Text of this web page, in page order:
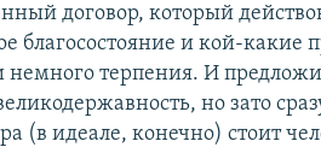
договор, который
благосостояние и кой-какие
немного терпения. И
но зато
(в идеале, конечно) стоит